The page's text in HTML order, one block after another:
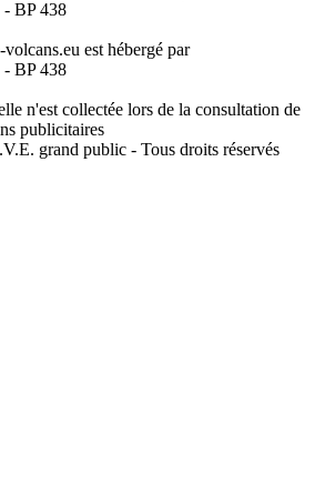
BP 438
est hébergé par
BP 438
n'est collectée lors de la consultation de
publicitaires
grand public - Tous droits réservés